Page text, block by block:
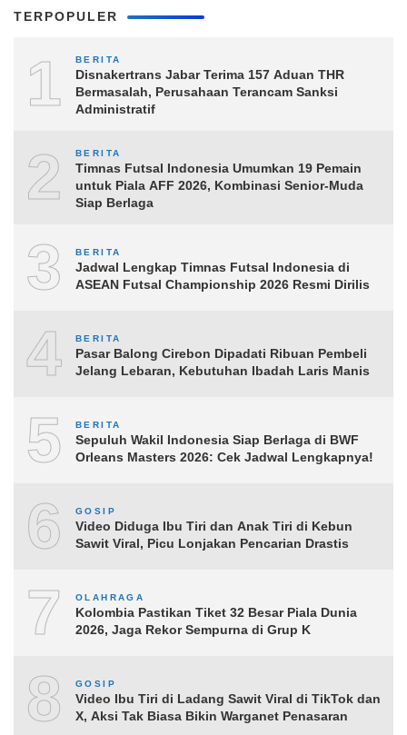
TERPOPULER
1 BERITA
Disnakertrans Jabar Terima 157 Aduan THR
Bermasalah, Perusahaan Terancam Sanksi
Administratif
2 BERITA
Timnas Futsal Indonesia Umumkan 19 Pemain
untuk Piala AFF 2026, Kombinasi Senior-Muda
Siap Berlaga
3 BERITA
Jadwal Lengkap Timnas Futsal Indonesia di
ASEAN Futsal Championship 2026 Resmi Dirilis
4 BERITA
Pasar Balong Cirebon Dipadati Ribuan Pembeli
Jelang Lebaran, Kebutuhan Ibadah Laris Manis
5 BERITA
Sepuluh Wakil Indonesia Siap Berlaga di BWF
Orleans Masters 2026: Cek Jadwal Lengkapnya!
6 GOSIP
Video Diduga Ibu Tiri dan Anak Tiri di Kebun
Sawit Viral, Picu Lonjakan Pencarian Drastis
7 OLAHRAGA
Kolombia Pastikan Tiket 32 Besar Piala Dunia
2026, Jaga Rekor Sempurna di Grup K
8 GOSIP
Video Ibu Tiri di Ladang Sawit Viral di TikTok dan
X, Aksi Tak Biasa Bikin Warganet Penasaran